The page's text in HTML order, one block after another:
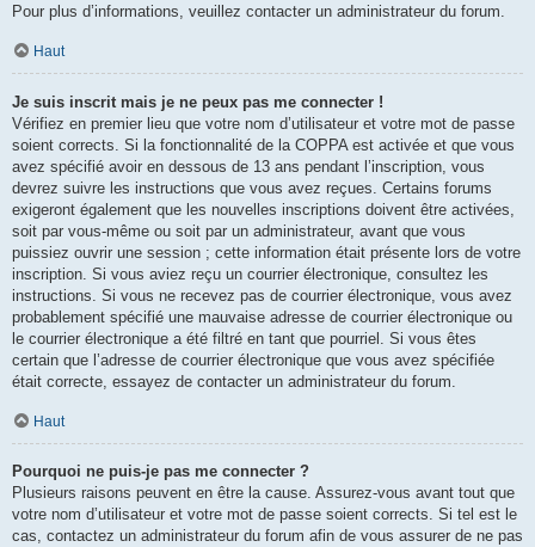
Pour plus d’informations, veuillez contacter un administrateur du forum.
Haut
Je suis inscrit mais je ne peux pas me connecter !
Vérifiez en premier lieu que votre nom d’utilisateur et votre mot de passe
soient corrects. Si la fonctionnalité de la COPPA est activée et que vous
avez spécifié avoir en dessous de 13 ans pendant l’inscription, vous
devrez suivre les instructions que vous avez reçues. Certains forums
exigeront également que les nouvelles inscriptions doivent être activées,
soit par vous-même ou soit par un administrateur, avant que vous
puissiez ouvrir une session ; cette information était présente lors de votre
inscription. Si vous aviez reçu un courrier électronique, consultez les
instructions. Si vous ne recevez pas de courrier électronique, vous avez
probablement spécifié une mauvaise adresse de courrier électronique ou
le courrier électronique a été filtré en tant que pourriel. Si vous êtes
certain que l’adresse de courrier électronique que vous avez spécifiée
était correcte, essayez de contacter un administrateur du forum.
Haut
Pourquoi ne puis-je pas me connecter ?
Plusieurs raisons peuvent en être la cause. Assurez-vous avant tout que
votre nom d’utilisateur et votre mot de passe soient corrects. Si tel est le
cas, contactez un administrateur du forum afin de vous assurer de ne pas